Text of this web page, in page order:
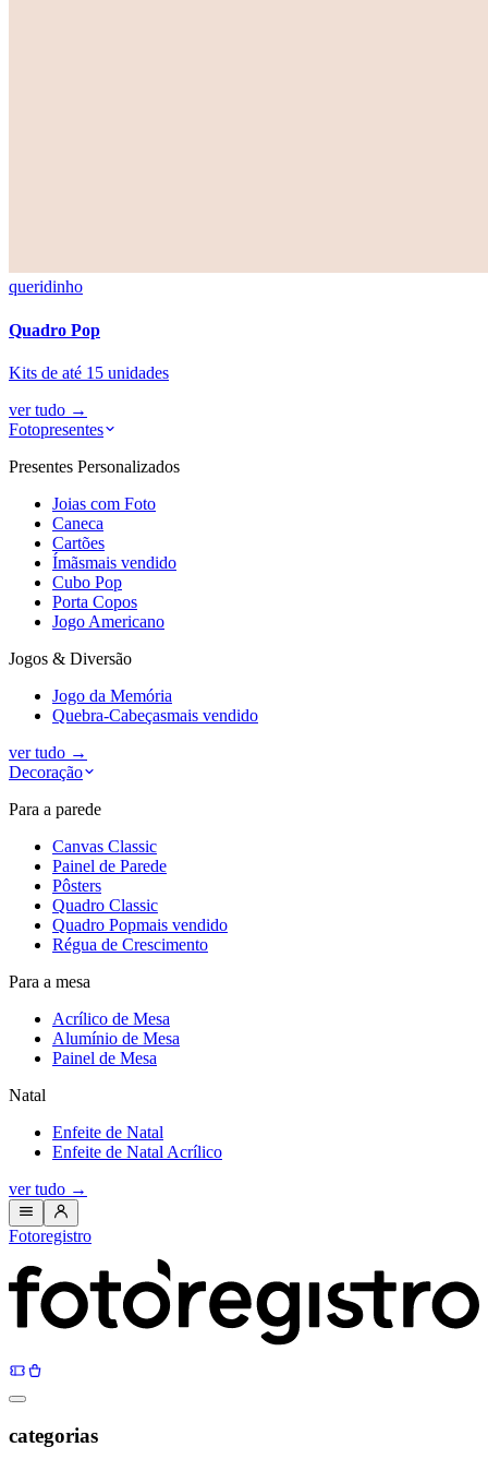
queridinho
Quadro Pop
Kits de até 15 unidades
ver tudo →
Fotopresentes
Presentes Personalizados
Joias com Foto
Caneca
Cartões
Ímãsmais vendido
Cubo Pop
Porta Copos
Jogo Americano
Jogos & Diversão
Jogo da Memória
Quebra-Cabeçasmais vendido
ver tudo →
Decoração
Para a parede
Canvas Classic
Painel de Parede
Pôsters
Quadro Classic
Quadro Popmais vendido
Régua de Crescimento
Para a mesa
Acrílico de Mesa
Alumínio de Mesa
Painel de Mesa
Natal
Enfeite de Natal
Enfeite de Natal Acrílico
ver tudo →
Fotoregistro
categorias